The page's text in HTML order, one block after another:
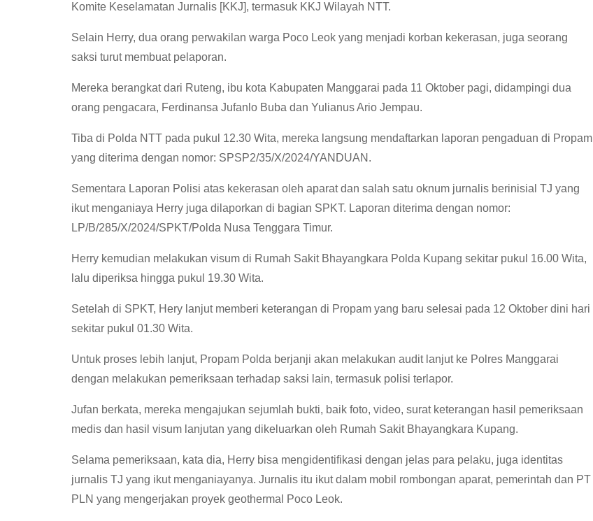
Komite Keselamatan Jurnalis [KKJ], termasuk KKJ Wilayah NTT.
Selain Herry, dua orang perwakilan warga Poco Leok yang menjadi korban kekerasan, juga seorang
saksi turut membuat pelaporan.
Mereka berangkat dari Ruteng, ibu kota Kabupaten Manggarai pada 11 Oktober pagi, didampingi dua
orang pengacara, Ferdinansa Jufanlo Buba dan Yulianus Ario Jempau.
Tiba di Polda NTT pada pukul 12.30 Wita, mereka langsung mendaftarkan laporan pengaduan di Propam
yang diterima dengan nomor: SPSP2/35/X/2024/YANDUAN.
Sementara Laporan Polisi atas kekerasan oleh aparat dan salah satu oknum jurnalis berinisial TJ yang
ikut menganiaya Herry juga dilaporkan di bagian SPKT. Laporan diterima dengan nomor:
LP/B/285/X/2024/SPKT/Polda Nusa Tenggara Timur.
Herry kemudian melakukan visum di Rumah Sakit Bhayangkara Polda Kupang sekitar pukul 16.00 Wita,
lalu diperiksa hingga pukul 19.30 Wita.
Setelah di SPKT, Hery lanjut memberi keterangan di Propam yang baru selesai pada 12 Oktober dini hari
sekitar pukul 01.30 Wita.
Untuk proses lebih lanjut, Propam Polda berjanji akan melakukan audit lanjut ke Polres Manggarai
dengan melakukan pemeriksaan terhadap saksi lain, termasuk polisi terlapor.
Jufan berkata, mereka mengajukan sejumlah bukti, baik foto, video, surat keterangan hasil pemeriksaan
medis dan hasil visum lanjutan yang dikeluarkan oleh Rumah Sakit Bhayangkara Kupang.
Selama pemeriksaan, kata dia, Herry bisa mengidentifikasi dengan jelas para pelaku, juga identitas
jurnalis TJ yang ikut menganiayanya. Jurnalis itu ikut dalam mobil rombongan aparat, pemerintah dan PT
PLN yang mengerjakan proyek geothermal Poco Leok.